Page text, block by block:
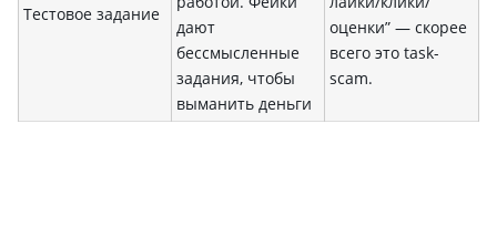
Тестовое задание
дают
бессмысленные
задания, чтобы
выманить деньги
оценки” — скорее
всего это task-
scam.